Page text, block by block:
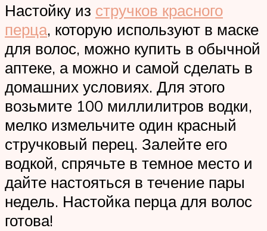
Настойку из стручков красного
перца, которую используют в маске
для волос, можно купить в обычной
аптеке, а можно и самой сделать в
домашних условиях. Для этого
возьмите 100 миллилитров водки,
мелко измельчите один красный
стручковый перец. Залейте его
водкой, спрячьте в темное место и
дайте настояться в течение пары
недель. Настойка перца для волос
готова!